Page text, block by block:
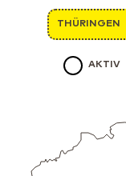
THÜRINGEN
AKTIV